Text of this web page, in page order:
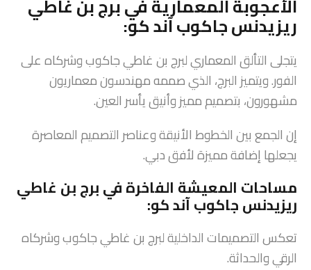
الأعجوبة المعمارية في برج بن غاطي
ريزيدنس جاكوب آند كو:
يتجلى التألق المعماري لبرج بن غاطي جاكوب وشركاه على
الفور. ويتميز البرج، الذي صممه مهندسون معماريون
مشهورون، بتصميم مميز وأنيق يأسر العين.
إن الجمع بين الخطوط الأنيقة وعناصر التصميم المعاصرة
يجعلها إضافة مميزة لأفق دبي.
مساحات المعيشة الفاخرة في برج بن غاطي
ريزيدنس جاكوب آند كو:
تعكس التصميمات الداخلية لبرج بن غاطي جاكوب وشركاه
الرقي والحداثة.